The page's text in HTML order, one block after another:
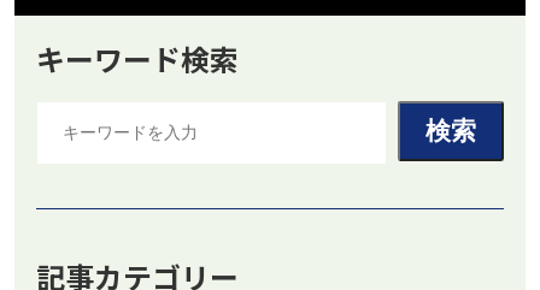
キーワード検索
記事カテゴリー